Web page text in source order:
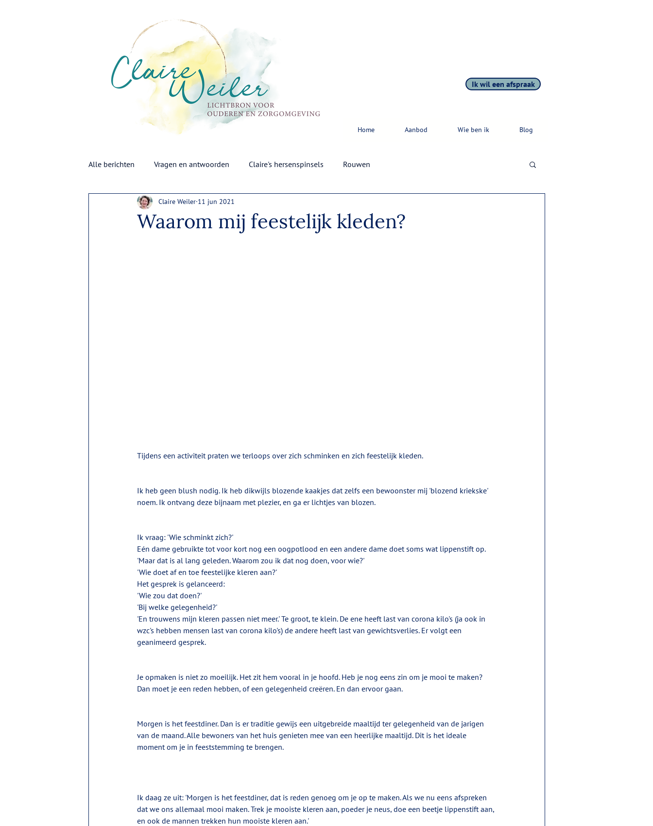
Ik wil een afspraak
Home Aanbod Wie ben ik Blog
Alle berichten Vragen en antwoorden Claire's hersenspinsels Rouwen
Waarom mij feestelijk kleden?
Claire Weiler 11 jun 2021
Tijdens een activiteit praten we terloops over zich schminken en zich feestelijk kleden.
Ik heb geen blush nodig. Ik heb dikwijls blozende kaakjes dat zelfs een bewoonster mij 'blozend kriekske'
noem. Ik ontvang deze bijnaam met plezier, en ga er lichtjes van blozen.
Ik vraag: 'Wie schminkt zich?'
Eén dame gebruikte tot voor kort nog een oogpotlood en een andere dame doet soms wat lippenstift op.
'Maar dat is al lang geleden. Waarom zou ik dat nog doen, voor wie?'
'Wie doet af en toe feestelijke kleren aan?'
Het gesprek is gelanceerd:
'Wie zou dat doen?'
'Bij welke gelegenheid?'
'En trouwens mijn kleren passen niet meer.' Te groot, te klein. De ene heeft last van corona kilo's (ja ook in
wzc's hebben mensen last van corona kilo's) de andere heeft last van gewichtsverlies. Er volgt een
geanimeerd gesprek.
Je opmaken is niet zo moeilijk. Het zit hem vooral in je hoofd. Heb je nog eens zin om je mooi te maken?
Dan moet je een reden hebben, of een gelegenheid creëren. En dan ervoor gaan.
Morgen is het feestdiner. Dan is er traditie gewijs een uitgebreide maaltijd ter gelegenheid van de jarigen
van de maand. Alle bewoners van het huis genieten mee van een heerlijke maaltijd. Dit is het ideale
moment om je in feeststemming te brengen.
Ik daag ze uit: 'Morgen is het feestdiner, dat is reden genoeg om je op te maken. Als we nu eens afspreken
dat we ons allemaal mooi maken. Trek je mooiste kleren aan, poeder je neus, doe een beetje lippenstift aan,
en ook de mannen trekken hun mooiste kleren aan.'